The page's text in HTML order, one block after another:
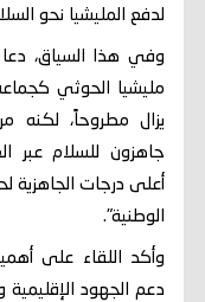
لدفع المليشيا نحو
وفي هذا السياق، دعا
مليشيا الحوثي
يزال مطروحاً، لكنه
جاهزون للسلام عبر
أعلى درجات الجاهزية
الوطنية".
وأكد اللقاء على
دعم الجهود الإقليمية